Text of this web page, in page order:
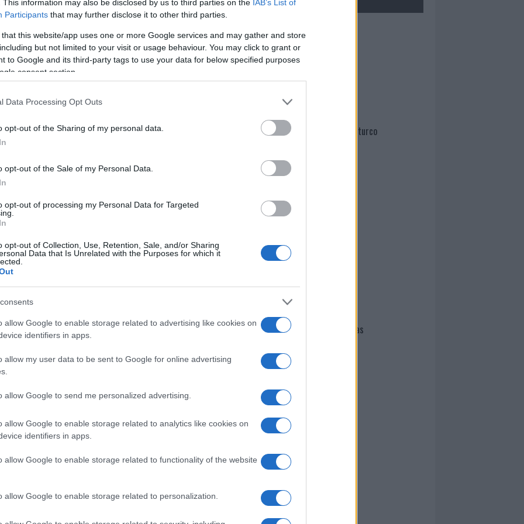
This information may also be disclosed by us to third parties on the IAB’s List of
Participants that may further disclose it to other third parties.
that this website/app uses one or more Google services and may gather and store
but not limited to your visit or usage behaviour. You may click to grant or
to Google and its third-party tags to use your data for below specified purposes
consent section.
Data Processing Opt Outs
opt-out of the Sharing of my personal data.
opt-out of the Sale of my Personal Data.
opt-out of processing my Personal Data for Targeted
opt-out of Collection, Use, Retention, Sale, and/or Sharing
Data that Is Unrelated with the Purposes for which it
allow Google to enable storage related to advertising like cookies on
identifiers in apps.
allow my user data to be sent to Google for online advertising
allow Google to send me personalized advertising.
allow Google to enable storage related to analytics like cookies on
identifiers in apps.
allow Google to enable storage related to functionality of the website
allow Google to enable storage related to personalization.
dal treno Fazzi rilancia l’appello ai ladri di
basso.
nella sezione
dal menù del sito o
Mario Malu
Paolo Pinna
Martina Agostina Diturco
Giovannimaria Cabras